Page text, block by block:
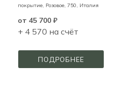
покрытие, Розовое, 750, Италия
от 45 700 ₽
+ 4 570 на счёт
ПОДРОБНЕЕ